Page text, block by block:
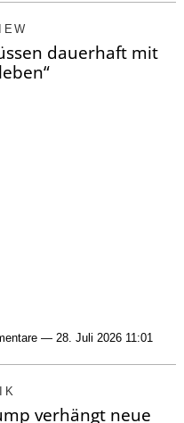
dauerhaft mit
— 28. Juli 2026 11:01
verhängt neue